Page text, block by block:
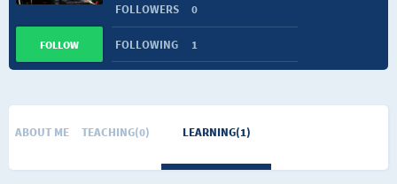
FOLLOWERS 0
FOLLOWING 1
FOLLOW
ABOUT ME TEACHING(0) LEARNING(1)